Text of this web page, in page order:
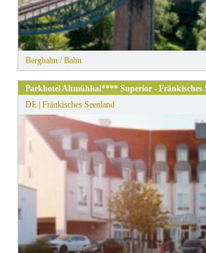
Bergbahn / Bahn
Parkhotel Altmühltal**** Superior -
DE | Fränkisches Seenland